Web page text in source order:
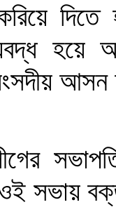
হয়ে
ওই সভায়